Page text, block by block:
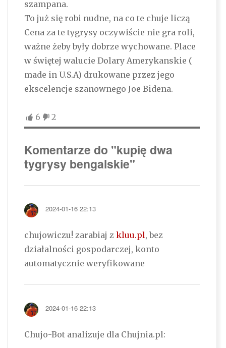
szampana.
To już się robi nudne, na co te chuje liczą
Cena za te tygrysy oczywiście nie gra roli,
ważne żeby były dobrze wychowane. Place
w świętej walucie Dolary Amerykanskie (
made in U.S.A) drukowane przez jego
ekscelencje szanownego Joe Bidena.
6 2
Komentarze do "kupię dwa
tygrysy bengalskie"
2024-01-16 22:13
chujowiczu! zarabiaj z kluu.pl, bez
działalności gospodarczej, konto
automatycznie weryfikowane
2024-01-16 22:13
Chujo-Bot analizuje dla Chujnia.pl: